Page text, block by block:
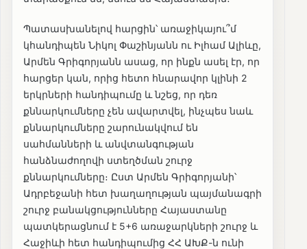
Պատասխանելով հարցին՝ առաջիկայու՞մ
կհանդիպեն Նիկոլ Փաշինյանն ու Իլհամ Ալիևը,
Արմեն Գրիգորյանն ասաց, որ ինքն ասել էր, որ
հարցեր կան, որից հետո հնարավոր կլինի 2
երկրների հանդիպումը և նշեց, որ դեռ
քննարկումները չեն ավարտվել, ինչպես նաև
քննարկումները շարունակվում են
սահմանների և անվտանգության
հանձնաժողովի ստեղծման շուրջ
քննարկումները։ Ըստ Արմեն Գրիգորյանի՝
Ադրբեջանի հետ խաղաղության պայմանագրի
շուրջ բանակցությունները Հայաստանը
պատկերացնում է 5+6 առաջարկների շուրջ և
Հաջիևի հետ հանդիպումից ՀՀ ԱԽՔ-ն ունի